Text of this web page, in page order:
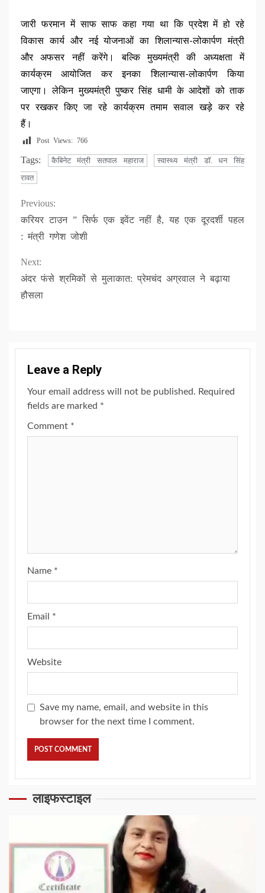
जारी फरमान में साफ साफ कहा गया था कि प्रदेश में हो रहे
विकास कार्य और नई योजनाओं का शिलान्यास-लोकार्पण मंत्री
और अफसर नहीं करेंगे। बल्कि मुख्यमंत्री की अध्यक्षता में
कार्यक्रम आयोजित कर इनका शिलान्यास-लोकार्पण किया
जाएगा। लेकिन मुख्यमंत्री पुष्कर सिंह धामी के आदेशों को ताक
पर रखकर किए जा रहे कार्यक्रम तमाम सवाल खड़े कर रहे
हैं।
Post Views: 766
Tags: कैबिनेट मंत्री सतपाल महाराज
स्वास्थ्य मंत्री डॉ. धन सिंह
रावत
Continue
Reading
Previous:
करियर टाउन ” सिर्फ एक इवेंट नहीं है, यह एक दूरदर्शी पहल
: मंत्री गणेश जोशी
Next:
अंदर फंसे श्रमिकों से मुलाकात: प्रेमचंद अग्रवाल ने बढ़ाया
हौसला
Leave a Reply
Your email address will not be published. Required
fields are marked *
Comment *
Name *
Email *
Website
Save my name, email, and website in this
browser for the next time I comment.
लाइफस्टाइल